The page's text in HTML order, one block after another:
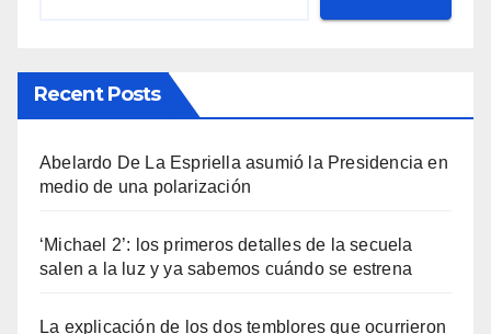
Recent Posts
Abelardo De La Espriella asumió la Presidencia en
medio de una polarización
‘Michael 2’: los primeros detalles de la secuela
salen a la luz y ya sabemos cuándo se estrena
La explicación de los dos temblores que ocurrieron